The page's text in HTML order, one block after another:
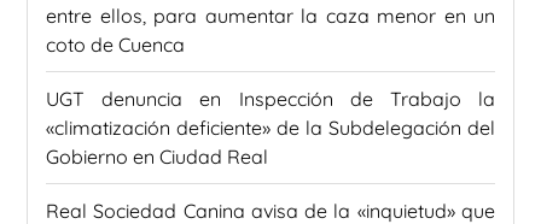
entre ellos, para aumentar la caza menor en un
coto de Cuenca
UGT denuncia en Inspección de Trabajo la
«climatización deficiente» de la Subdelegación del
Gobierno en Ciudad Real
Real Sociedad Canina avisa de la «inquietud» que